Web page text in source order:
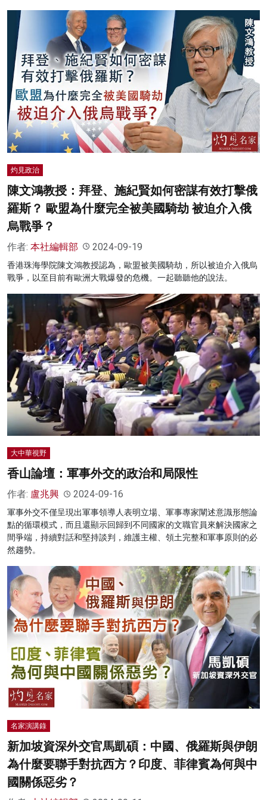
灼見政治
陳文鴻教授：拜登、施紀賢如何密謀有效打擊俄
羅斯？ 歐盟為什麼完全被美國騎劫 被迫介入俄
烏戰爭？
作者: 本社編輯部 2024-09-19
香港珠海學院陳文鴻教授認為，歐盟被美國騎劫，所以被迫介入俄烏
戰爭，以至目前有歐洲大戰爆發的危機。一起聽聽他的說法。
大中華視野
香山論壇：軍事外交的政治和局限性
作者: 盧兆興 2024-09-16
軍事外交不僅呈現出軍事領導人表明立場、軍事專家闡述意識形態論
點的循環模式，而且還顯示回歸到不同國家的文職官員來解決國家之
間爭端，持續對話和堅持談判，維護主權、領土完整和軍事原則的必
然趨勢。
名家演講錄
新加坡資深外交官馬凱碩：中國、俄羅斯與伊朗
為什麼要聯手對抗西方？印度、菲律賓為何與中
國關係惡劣？